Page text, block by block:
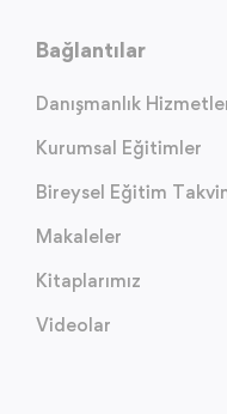
Bağlantılar
Danışmanlık
Kurumsal Eğitimler
Bireysel Eğitim
Makaleler
Kitaplarımız
Videolar